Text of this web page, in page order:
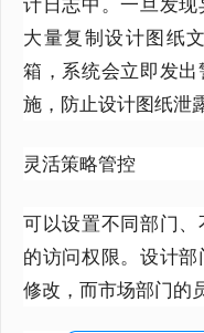
大量复制设计图纸
箱，系统会立即发
施，防止设计图纸泄
灵活策略管控
可以设置不同部门
的访问权限。设计
修改，而市场部门的